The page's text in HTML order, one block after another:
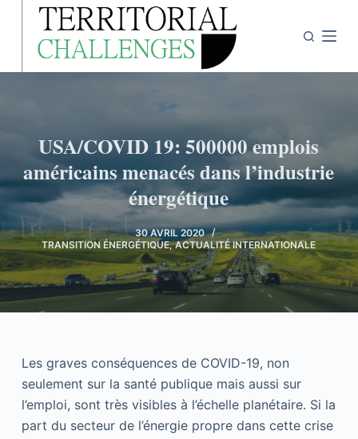
o
n
t
e
n
u
USA/COVID 19: 500000 emplois
américains menacés dans l’industrie
énergétique
30 AVRIL 2020
TRANSITION ÉNERGÉTIQUE,ACTUALITÉ INTERNATIONALE
Les graves conséquences de COVID-19, non
seulement sur la santé publique mais aussi sur
l’emploi, sont très visibles à l’échelle planétaire. Si la
part du secteur de l’énergie propre dans cette crise